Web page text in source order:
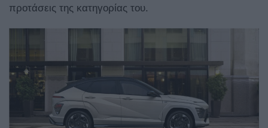
προτάσεις της κατηγορίας του.